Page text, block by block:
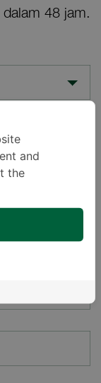
48 jam.
and
the